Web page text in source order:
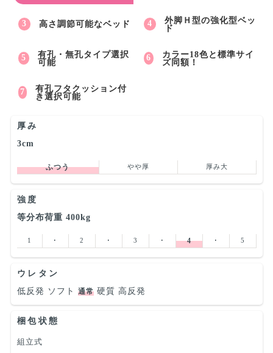
高さ調節可能なベッド
外脚Ｈ型の強化型ベッ
ド
有孔・無孔タイプ選択
可能
カラー18色と標準サイ
ズ同額！
有孔フタクッション付
き選択可能
厚み
3cm
ふつう やや厚 厚み大
強度
等分布荷重 400kg
1 ･ 2 ･ 3 ･ 4 ･ 5
ウレタン
低反発 ソフト 通常 硬質 高反発
梱包状態
組立式